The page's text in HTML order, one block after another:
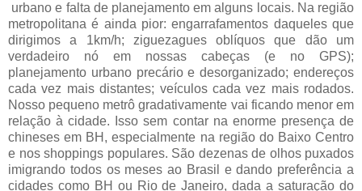
urbano e falta de planejamento em alguns locais. Na região
metropolitana é ainda pior: engarrafamentos daqueles que
dirigimos a 1km/h; ziguezagues oblíquos que dão um
verdadeiro nó em nossas cabeças (e no GPS);
planejamento urbano precário e desorganizado; endereços
cada vez mais distantes; veículos cada vez mais rodados.
Nosso pequeno metrô gradativamente vai ficando menor em
relação à cidade. Isso sem contar na enorme presença de
chineses em BH, especialmente na região do Baixo Centro
e nos shoppings populares. São dezenas de olhos puxados
imigrando todos os meses ao Brasil e dando preferência a
cidades como BH ou Rio de Janeiro, dada a saturação do